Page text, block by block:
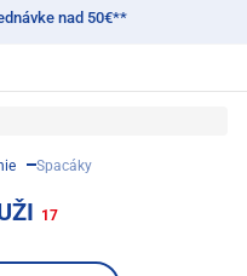
nad 50€**
Spacáky
17